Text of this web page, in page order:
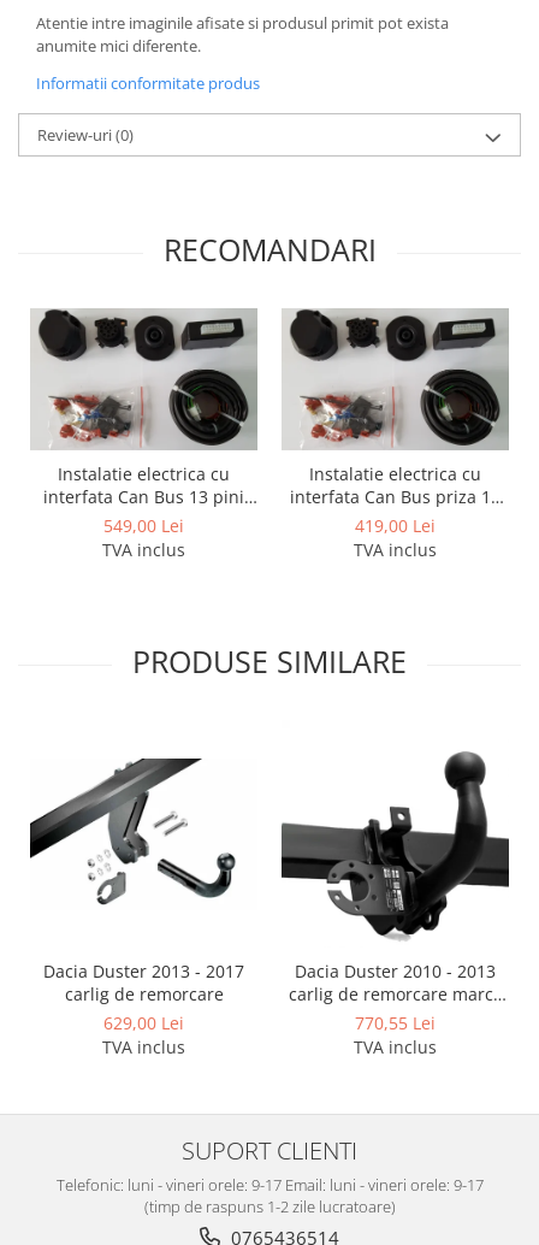
Covorase auto Isuzu
Covorase auto Iveco
Covorase auto Jeep
Covorase auto Kia
Covorase auto Land Rover
Covorase auto Mercedes
Covorase auto Mini
Covorase auto Nissan
Covorase auto Opel
Covorase auto Peugeot
Covorase auto Porsche
Covorase auto Renault
Covorase auto Saab
Covorase auto Seat
Covorase auto Skoda
Covorase auto Volvo
Cutii portbagaj pt. bare
transversale
Echipamente
Generatoare curent portabile
Genti si rucsacuri
Genti de umar
Genti laptop
Genti schi si snowboard
Grilaje portbagaj auto
Instalatii electrice
Instalatii simple
Atentie intre imaginile afisate si produsul primit pot exista
anumite mici diferente.
Informatii conformitate produs
Review-uri(0)
RECOMANDARI
Instalatie electrica cu
interfata Can Bus 13 pini
activi
549,00 Lei
TVA inclus
Instalatie electrica cu
interfata Can Bus priza 13
pini - 8 pini activi
419,00 Lei
TVA inclus
PRODUSE SIMILARE
Dacia Duster 2013 - 2017
carlig de remorcare
629,00 Lei
TVA inclus
Dacia Duster 2010 - 2013
carlig de remorcare marca
Autohak
770,55 Lei
TVA inclus
SUPORT CLIENTI
Telefonic: luni - vineri orele: 9-17 Email: luni - vineri orele: 9-17
(timp de raspuns 1-2 zile lucratoare)
0765436514